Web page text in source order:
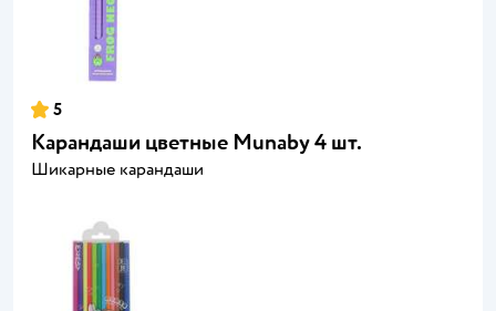
5
Карандаши цветные Munaby 4 шт.
Шикарные карандаши